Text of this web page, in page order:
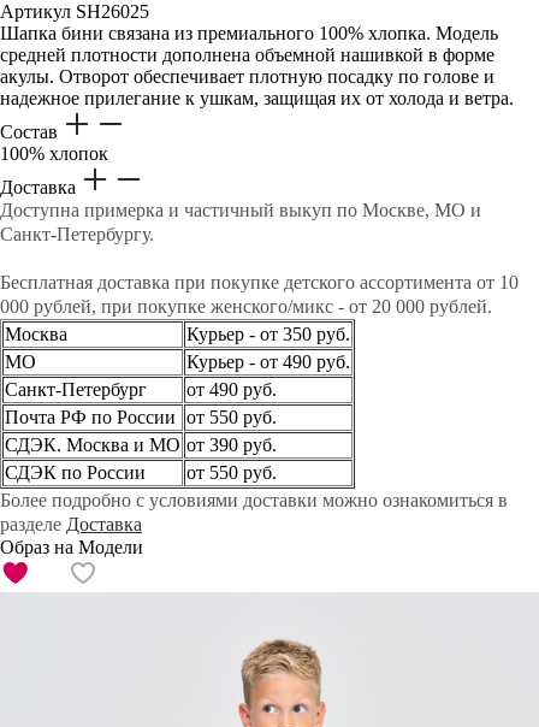
Артикул SH26025
Шапка бини связана из премиального 100% хлопка. Модель
средней плотности дополнена объемной нашивкой в форме
акулы. Отворот обеспечивает плотную посадку по голове и
надежное прилегание к ушкам, защищая их от холода и ветра.
Состав
100% хлопок
Доставка
Доступна примерка и частичный выкуп по Москве, МО и
Санкт-Петербургу.
Бесплатная доставка при покупке детского ассортимента от 10
000 рублей, при покупке женского/микс - от 20 000 рублей.
Москва
Курьер - от 350 руб.
МО
Курьер - от 490 руб.
Санкт-Петербург
от 490 руб.
Почта РФ по России от 550 руб.
СДЭК. Москва и МО от 390 руб.
СДЭК по России
от 550 руб.
Более подробно с условиями доставки можно ознакомиться в
разделе Доставка
Образ на Модели